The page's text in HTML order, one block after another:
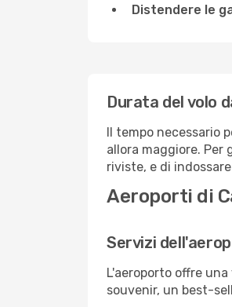
Distendere le
Durata del volo
Il tempo necessario
allora maggiore. Per
riviste, e di
Aeroporti di
Servizi
L'aeroporto offre
souvenir, un best-